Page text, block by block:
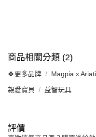
商品相關分類 (2)
🍀更多品牌 Magpia x
親愛寶貝 益智玩具
評價